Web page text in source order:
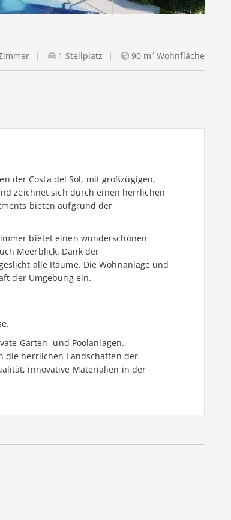
1 Stellplatz 90 m² Wohnfläche
der Costa del Sol, mit großzügigen,
zeichnet sich durch einen herrlichen
bieten aufgrund der
bietet einen wunderschönen
Meerblick. Dank der
alle Räume. Die Wohnanlage und
der Umgebung ein.
Garten- und Poolanlagen.
die herrlichen Landschaften der
innovative Materialien in der